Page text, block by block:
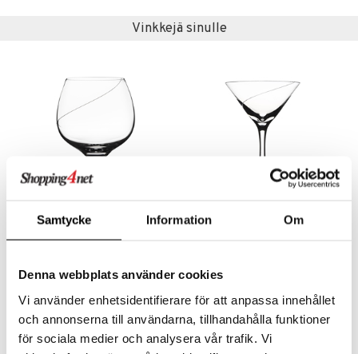
Samtycke Information Om
Denna webbplats använder cookies
Vi använder enhetsidentifierare för att anpassa innehållet
och annonserna till användarna, tillhandahålla funktioner
för sociala medier och analysera vår trafik. Vi
Vinkkejä sinulle
KOSTA BODA
55,20 € 51,90